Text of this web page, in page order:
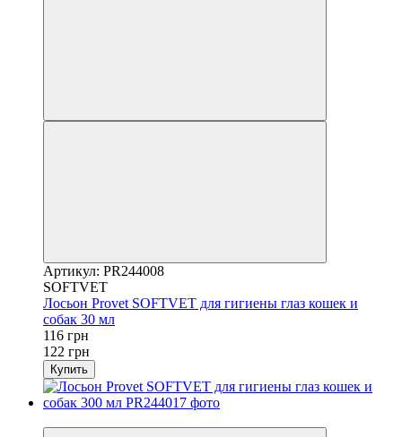
Артикул: PR244008
SOFTVET
Лосьон Provet SOFTVET для гигиены глаз кошек и
собак 30 мл
116 грн
122 грн
Купить